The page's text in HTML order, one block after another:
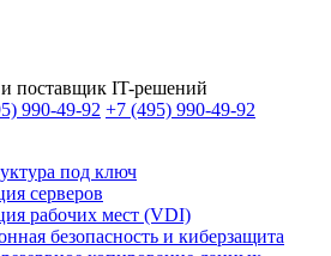
поставщик IT-решений
990-49-92 +7 (495) 990-49-92
под ключ
серверов
рабочих мест (VDI)
безопасность и киберзащита